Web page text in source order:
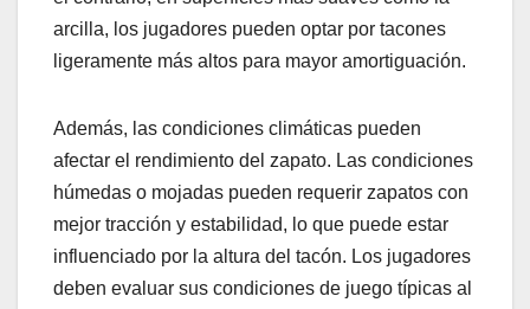
arcilla, los jugadores pueden optar por tacones
ligeramente más altos para mayor amortiguación.
Además, las condiciones climáticas pueden
afectar el rendimiento del zapato. Las condiciones
húmedas o mojadas pueden requerir zapatos con
mejor tracción y estabilidad, lo que puede estar
influenciado por la altura del tacón. Los jugadores
deben evaluar sus condiciones de juego típicas al